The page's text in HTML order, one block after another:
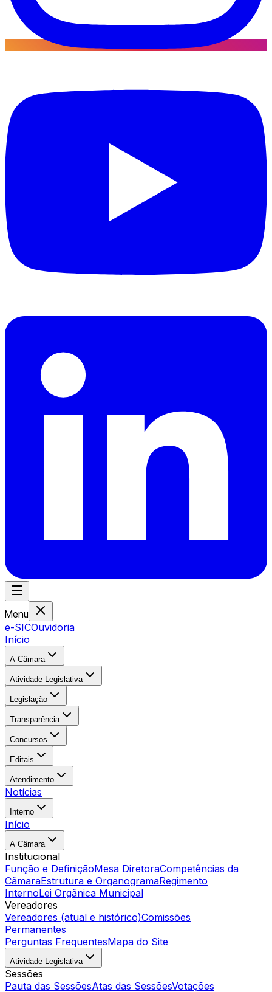
Menu
e-SICOuvidoria
Início
A Câmara
Atividade Legislativa
Legislação
Transparência
Concursos
Editais
Atendimento
Notícias
Interno
Início
A Câmara
Institucional
Função e DefiniçãoMesa DiretoraCompetências da
CâmaraEstrutura e OrganogramaRegimento
InternoLei Orgânica Municipal
Vereadores
Vereadores (atual e histórico)Comissões
Permanentes
Perguntas FrequentesMapa do Site
Atividade Legislativa
Sessões
Pauta das SessõesAtas das SessõesVotações